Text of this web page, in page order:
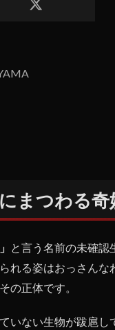
まつわる奇
と言う名前の未確認
れる姿はおっさん
の正体です。
いない生物が跋扈し